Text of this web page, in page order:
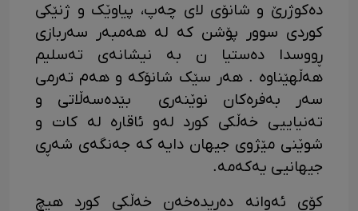
دەکوژرێ و شانۆی لای چەپ، پیاوێک و ژنێکی
کوردی سوور پۆشن کە لە هەمبەر سەربازی
ڕووسدا دەستیا ن بە نیشانەی تەسلیم
هەڵهێناوە . هەر سێک شانۆکە و هەم تەرمی
سەر بەفرەکان نوێنەری بێدەسەڵاتی و
تەنیاییی خەڵکی کورد لەو ئاقارە لە کات و
شوێنی مێژوی جیهان دایە کە جەنگەی شەڕی
جیهانیی یەکەمە.
کۆی ئەوانە دەریدەخەن خەڵکی کورد هیچ